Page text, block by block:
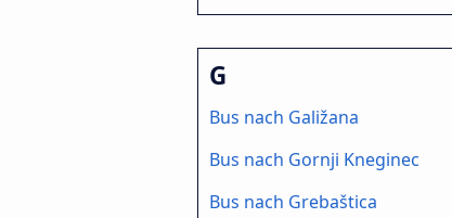
G
Bus nach Galižana
Bus nach Gornji Kneginec
Bus nach Grebaštica